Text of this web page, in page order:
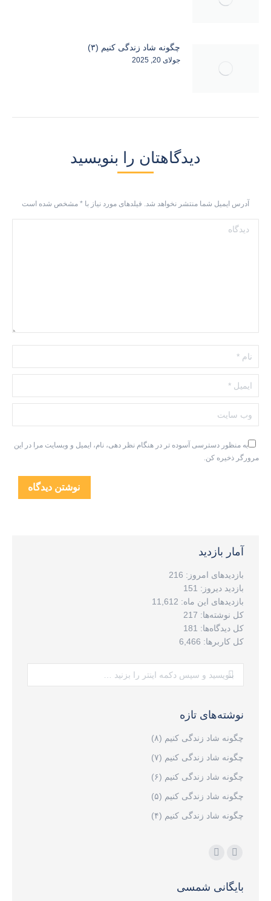
چگونه شاد زندگی کنیم (۳)
جولای 20, 2025
دیدگاهتان را بنویسید
آدرس ایمیل شما منتشر نخواهد شد. فیلدهای مورد نیاز با * مشخص شده است
دیدگاه
نام *
ایمیل *
وب سایت
به منظور دسترسی آسوده تر در هنگام نظر دهی، نام، ایمیل و وبسایت مرا در این
مرورگر ذخیره کن.
نوشتن دیدگاه
آمار بازدید
بازدیدهای امروز: 216
بازدید دیروز: 151
بازدیدهای این ماه: 11,612
کل نوشته‌ها: 217
کل دیدگاه‌ها: 181
کل کاربرها: 6,466
جستجو:
نوشته‌های تازه
چگونه شاد زندگی کنیم (۸)
چگونه شاد زندگی کنیم (۷)
چگونه شاد زندگی کنیم (۶)
چگونه شاد زندگی کنیم (۵)
چگونه شاد زندگی کنیم (۴)
مارا در اینجا پیدا کنید:
opens
opens
بایگانی شمسی